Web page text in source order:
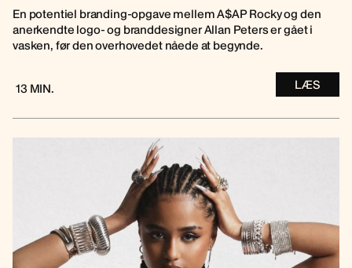
En potentiel branding-opgave mellem A$AP Rocky og den
anerkendte logo- og branddesigner Allan Peters er gået i
vasken, før den overhovedet nåede at begynde.
13 MIN. LÆS